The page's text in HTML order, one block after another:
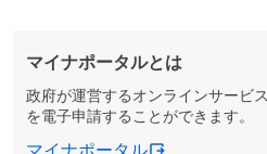
マイナポータルとは
政府が運営するオンラインサービ
を電子申請することができます。